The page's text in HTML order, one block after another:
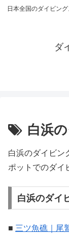
日本全国のダイビン
ダ
白浜
白浜のダイビン
ポットでのダイ
白浜のダイ
■ 三ツ魚礁｜尾